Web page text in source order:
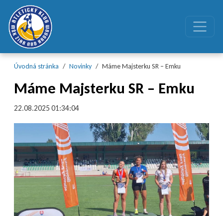
Preskočiť na obsah
Preskočiť na hlavné menu
Úvodná stránka Novinky Máme Majsterku SR – Emku
Máme Majsterku SR – Emku
22.08.2025 01:34:04